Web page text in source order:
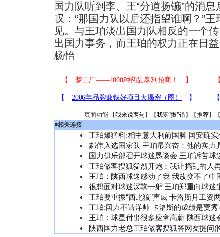
国力队听到李、王“分道扬镳”的消
叹：“那国力队以后还指望谁啊？”
见。与王珀淡出国力队相反的一个
出国力事务，而王珀的权力正在日
杨怡
页面功能 【我来说两句 】【我要“揪”错】【推荐】
■相关连接
王珀爆猛料:相中意大利前国脚 国安确
郝伟入选国家队 王珀最兴奋：他的实力
国力俱乐部召开球迷恳谈会 王珀诉苦球
王珀做客搜狐猛烈开炮：我让捣乱的人
王珀：陕西球迷感动了我 我改变不了中
很想面对球迷深鞠一躬 王珀郑重向球迷
王珀要重振“西北狼”声威 卡洛斯月工资
王珀:国力不请洋帅 卡洛斯的成绩是贾
王珀：球星付出很多应拿高薪 陕西球迷
陕西国力老总王珀做客搜狐答网友提问(